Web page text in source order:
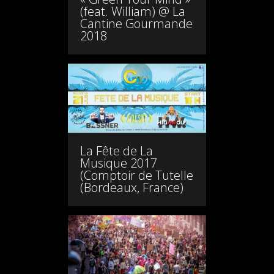
(feat. William) @ La
Cantine Gourmande
2018
La Fête de La
Musique 2017
(Comptoir de Tutelle
(Bordeaux, France)